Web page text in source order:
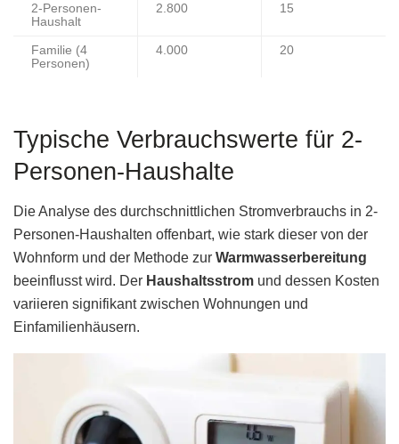
2-Personen-
Haushalt
2.800 15
Familie (4
Personen)
4.000 20
Typische Verbrauchswerte für 2-
Personen-Haushalte
Die Analyse des durchschnittlichen Stromverbrauchs in 2-
Personen-Haushalten offenbart, wie stark dieser von der
Wohnform und der Methode zur Warmwasserbereitung
beeinflusst wird. Der Haushaltsstrom und dessen Kosten
variieren signifikant zwischen Wohnungen und
Einfamilienhäusern.